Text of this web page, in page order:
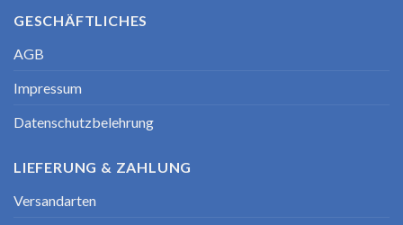
GESCHÄFTLICHES
AGB
Impressum
Datenschutzbelehrung
LIEFERUNG & ZAHLUNG
Versandarten